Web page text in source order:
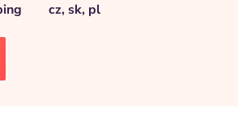
cz, sk, pl